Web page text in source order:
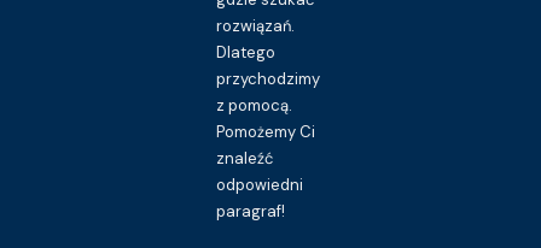
rozwiązań.
Dlatego
przychodzimy
z pomocą.
Pomożemy Ci
znaleźć
odpowiedni
paragraf!